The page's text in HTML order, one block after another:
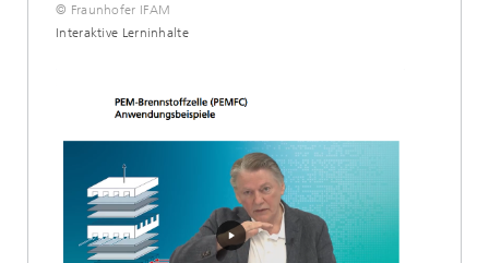
© Fraunhofer IFAM
Interaktive Lerninhalte